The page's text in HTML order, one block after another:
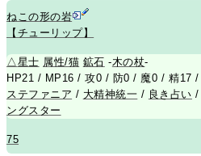
ねこの形の岩
【チューリップ】
△ 星士 属性/猫 鉱石 -木の杖-
HP21 / MP16 / 攻0 / 防0 / 魔0 / 精17
ステファニア / 大精神統一 / 良き占い /
ングスター
75